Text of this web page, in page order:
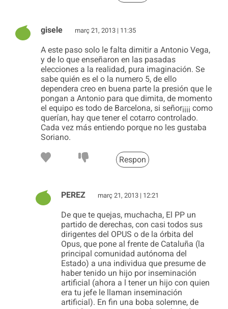
gisele març 21, 2013 | 11:35
A este paso solo le falta dimitir a Antonio Vega,
y de lo que enseñaron en las pasadas
elecciones a la realidad, pura imaginación. Se
sabe quién es el o la numero 5, de ello
dependera creo en buena parte la presión que le
pongan a Antonio para que dimita, de momento
el equipo es todo de Barcelona, si señor¡¡¡¡ como
querían, hay que tener el cotarro controlado.
Cada vez más entiendo porque no les gustaba
Soriano.
Respon
PEREZ març 21, 2013 | 12:21
De que te quejas, muchacha, El PP un
partido de derechas, con casi todos sus
dirigentes del OPUS o de la órbita del
Opus, que pone al frente de Cataluña (la
principal comunidad autónoma del
Estado) a una individua que presume de
haber tenido un hijo por inseminación
artificial (ahora a l tener un hijo con quien
era tu jefe le llaman inseminación
artificial). En fin una boba solemne, de